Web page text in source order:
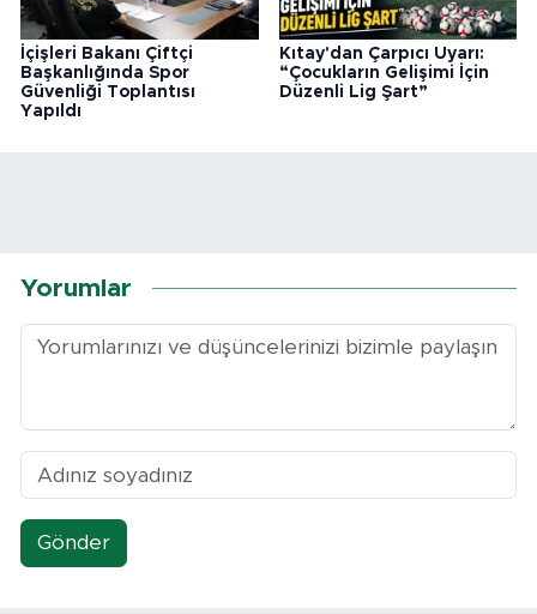
İçişleri Bakanı Çiftçi
Başkanlığında Spor
Güvenliği Toplantısı
Yapıldı
Kıtay'dan Çarpıcı Uyarı:
“Çocukların Gelişimi İçin
Düzenli Lig Şart”
Yorumlar
Gönder